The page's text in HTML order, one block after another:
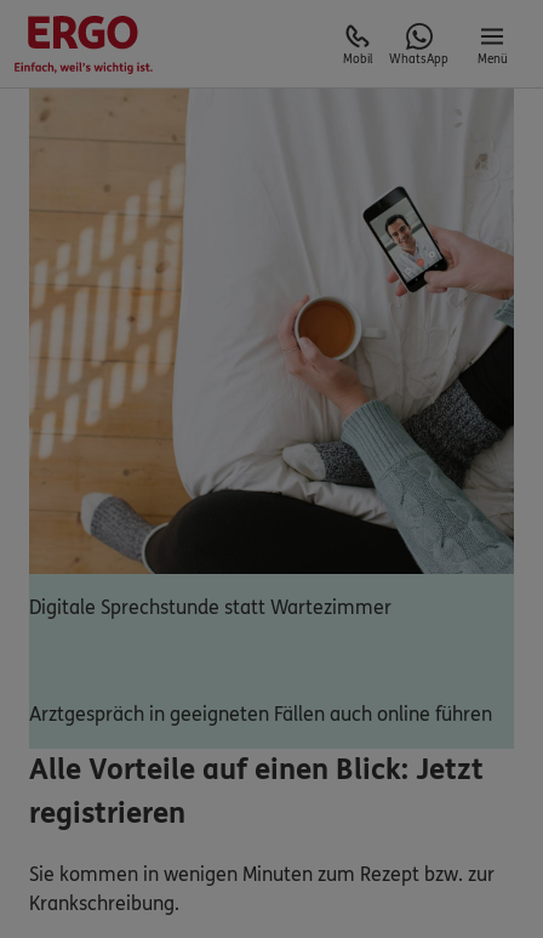
Mobil WhatsApp Menü
Digitale Sprechstunde statt Wartezimmer
Arztgespräch in geeigneten Fällen auch online führen
Alle Vorteile auf einen Blick: Jetzt
registrieren
Sie kommen in wenigen Minuten zum Rezept bzw. zur
Krankschreibung.